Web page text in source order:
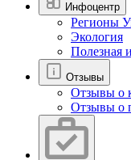
Инфоцентр
Регионы
Экология
Полезная
Отзывы
Отзывы о
Отзывы о